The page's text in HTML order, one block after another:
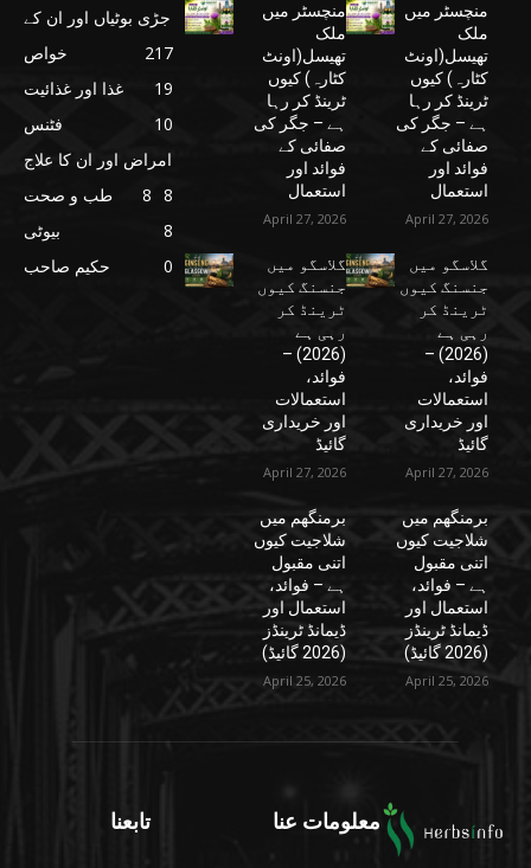
منچسٹر میں
ملک
تھیسل(اونٹ
کٹارہ) کیوں
ٹرینڈ کر رہا
ہے – جگر کی
صفائی کے
فوائد اور
استعمال
April 27, 2026
گلاسگو میں
جنسنگ کیوں
ٹرینڈ کر
رہی ہے
(2026) –
فوائد،
استعمالات
اور خریداری
گائیڈ
April 27, 2026
برمنگھم میں
شلاجیت کیوں
اتنی مقبول
ہے – فوائد،
استعمال اور
ڈیمانڈ ٹرینڈز
(2026 گائیڈ)
April 25, 2026
منچسٹر میں
ملک
تھیسل(اونٹ
کٹارہ) کیوں
ٹرینڈ کر رہا
ہے – جگر کی
صفائی کے
فوائد اور
استعمال
April 27, 2026
گلاسگو میں
جنسنگ کیوں
ٹرینڈ کر
رہی ہے
(2026) –
فوائد،
استعمالات
اور خریداری
گائیڈ
April 27, 2026
برمنگھم میں
شلاجیت کیوں
اتنی مقبول
ہے – فوائد،
استعمال اور
ڈیمانڈ ٹرینڈز
(2026 گائیڈ)
April 25, 2026
جڑی بوٹیاں اور ان کے
خواص
217
غذا اور غذائیت
19
فٹنس
10
امراض اور ان کا علاج
8
طب و صحت
8
بیوٹی
8
حکیم صاحب
0
معلومات عنا تابعنا